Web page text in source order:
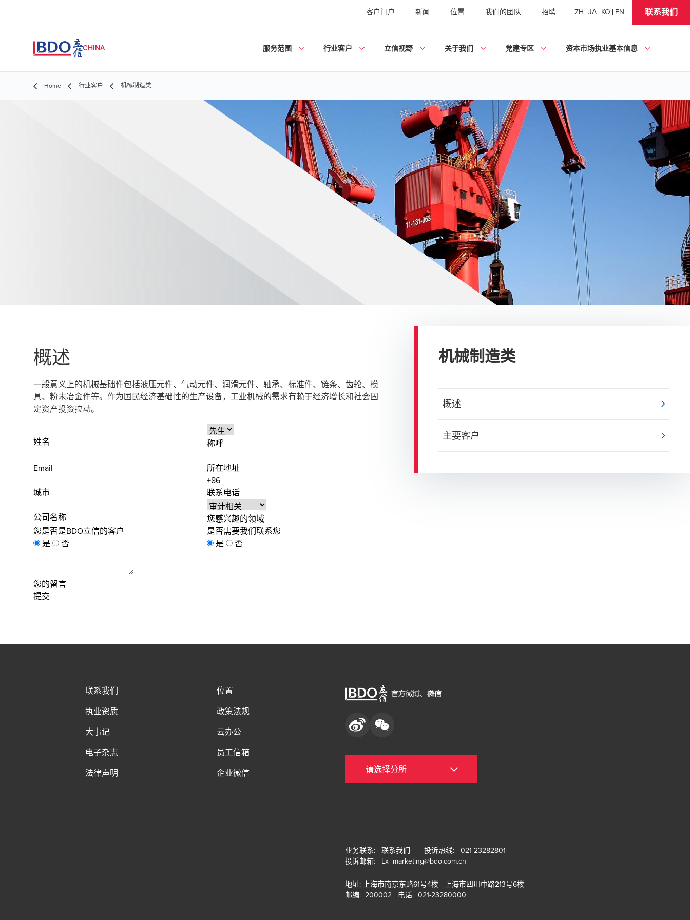
客户门户 新闻 位置 我们的团队 招聘 ZH JA KO EN 联系我们
CHINA 服务范围 行业客户 立信视野 关于我们 党建专区 资本市场执业基本信息
Home 行业客户 机械制造类
概述
一般意义上的机械基础件包括液压元件、气动元件、润滑元件、轴承、标准件、链条、齿轮、模
具、粉末冶金件等。作为国民经济基础性的生产设备，工业机械的需求有赖于经济增长和社会固
定资产投资拉动。
姓名 称呼
Email 所在地址
城市 联系电话
公司名称
您感兴趣的领域
您是否是BDO立信的客户
是
否
是否需要我们联系您
是
否
您的留言
机械制造类
概述 chevron_right
主要客户 chevron_right
联系我们
位置
执业资质
政策法规
大事记
云办公
电子杂志
员工信箱
法律声明
企业微信
业务联系: 联系我们
| 投诉热线: 021-23282801
投诉邮箱: Lx_marketing@bdo.com.cn
地址: 上海市南京东路61号4楼 上海市四川中路213号6楼
邮编: 200002 电话: 021-23280000